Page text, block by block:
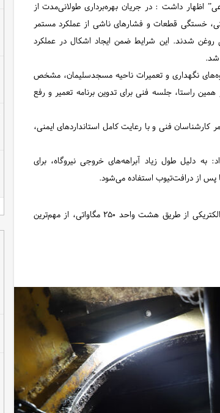
اظهار داشت : در جریان بهره‌برداری طولانی‌مدت از
خستگی قطعات و فشارهای ناشی از عملکرد مستمر
شدند. این شرایط ضمن ایجاد اشکال در عملکرد
شد.
نگهداری و تعمیرات ناحیه مسجدسلیمان، مشخص
راستا، جلسه فنی برای تدوین برنامه تعمیر و رفع
فنی و با رعایت کامل استانداردهای ایمنی،
دلیل طول زیاد آبراهه‌های خروجی نیروگاه، برای
پس از درافت‌تیوب استفاده می‌شود.
نیروگاه برق‌آبی مسجدسلیمان با ظرفیت تولید 2000 مگاوات انرژی الکتریکی از طریق هشت واحد ۲۵۰ مگاواتی، از مهم‌ترین